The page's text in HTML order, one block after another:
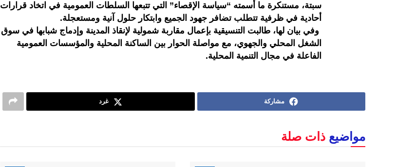
سبتة، مستنكرة ما أسمته “سياسة الإقصاء” التي تتبعها السلطات العمومية في اتخاد قرارات
أحادية في ظرفية تتطلب تضافر جهود الجميع وابتكار حلول آنية ومستعجلة.
وفي بيان لها، طالبت التنسيقية بإعمال مقاربة شمولية لإنقاذ المدينة وإدماج شبابها في سوق
الشغل المحلي والجهوي، مع مواصلة الحوار بين الساكنة المحلية والمؤسسات العمومية
الفاعلة في مجال التنمية المحلية.
مشاركة غرد
مواضيع ذات صلة